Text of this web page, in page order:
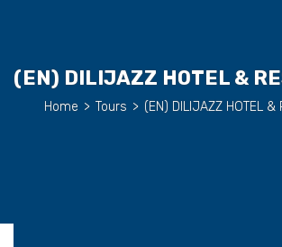
(EN) DILIJAZZ HOTEL &
Home > Tours > (EN) DILIJAZZ HOTEL &